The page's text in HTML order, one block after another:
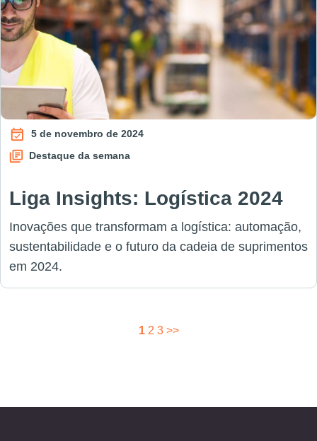
5 de novembro de 2024
Destaque da semana
Liga Insights: Logística 2024
Inovações que transformam a logística: automação,
sustentabilidade e o futuro da cadeia de suprimentos
em 2024.
Paginação
1 2 3 >>